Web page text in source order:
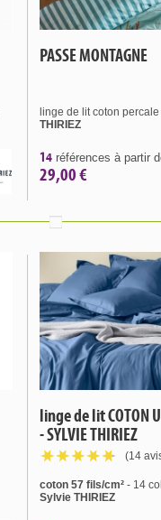
PASSE MONTAGNE
linge de lit coton
THIRIEZ
14 références à partir
29,00 €
linge de lit COTON
- SYLVIE THIRIEZ
(14
coton 57 fils/cm² - 14
Sylvie THIRIEZ